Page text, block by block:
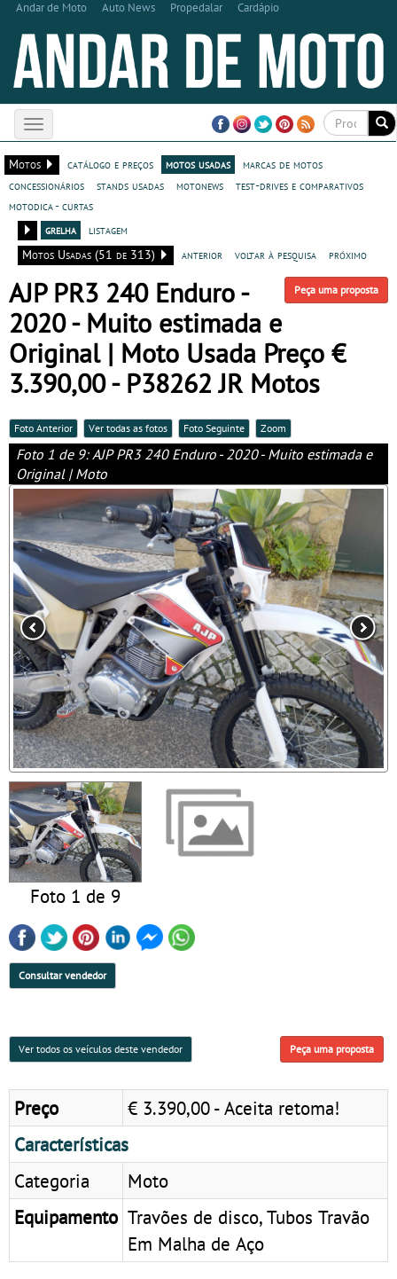
Andar de Moto Auto News Propedalar Cardápio
Toggle
navigation
Motos
catálogo e preços motos usadas
marcas de motos
concessionários
stands usadas motonews
test-drives e comparativos
motodica - curtas
grelha
listagem
Motos Usadas (51 de 313)
anterior voltar à pesquisa próximo
Peça uma proposta
AJP PR3 240 Enduro -
2020 - Muito estimada e
Original | Moto Usada Preço €
3.390,00 - P38262 JR Motos
Foto Anterior Ver todas as fotos Foto Seguinte Zoom
Foto 1 de 9: AJP PR3 240 Enduro - 2020 - Muito estimada e
Original | Moto
Foto 1 de 9
Consultar vendedor
Ver todos os veículos deste vendedor Peça uma proposta
Preço
€ 3.390,00 - Aceita retoma!
Características
Categoria
Moto
Equipamento Travões de disco, Tubos Travão
Em Malha de Aço